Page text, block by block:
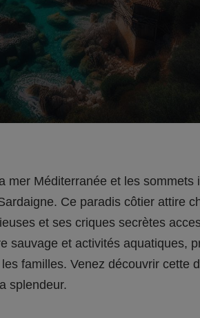
mer Méditerranée et les
Ce paradis côtier attire
et ses criques secrètes
sauvage et activités aquatiques,
familles. Venez découvrir cette
splendeur.